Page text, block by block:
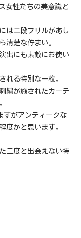
女性たちの美意識と
は二段フリルがあし
清楚な佇まい。
出にも素敵にお使い
れる特別な一枚。
繍が施されたカーテ
すがアンティークな
度かと思います。
二度と出会えない特